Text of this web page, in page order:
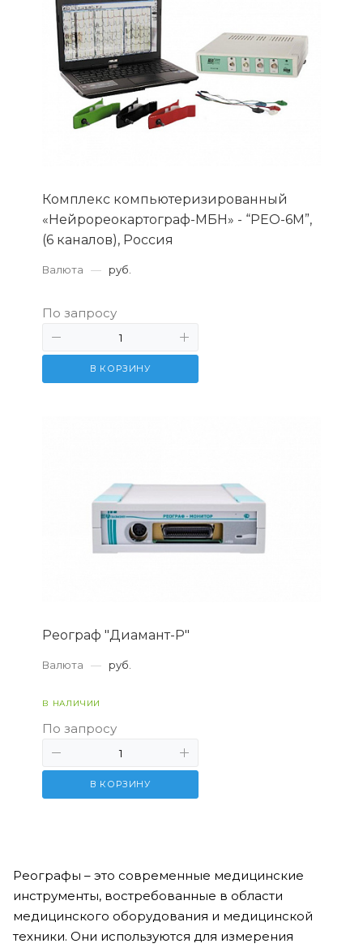
Комплекс компьютеризированный
«Нейрореокартограф-МБН» - “РЕО-6М”,
(6 каналов), Россия
Валюта — руб.
По запросу
В КОРЗИНУ
Реограф "Диамант-Р"
Валюта — руб.
В НАЛИЧИИ
По запросу
В КОРЗИНУ
Реографы – это современные медицинские
инструменты, востребованные в области
медицинского оборудования и медицинской
техники. Они используются для измерения